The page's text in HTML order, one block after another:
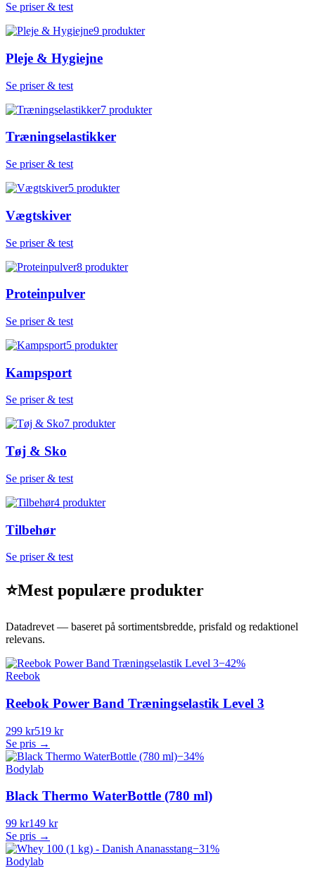
Se priser & test
9 produkter
Pleje & Hygiejne
Se priser & test
7 produkter
Træningselastikker
Se priser & test
5 produkter
Vægtskiver
Se priser & test
8 produkter
Proteinpulver
Se priser & test
5 produkter
Kampsport
Se priser & test
7 produkter
Tøj & Sko
Se priser & test
4 produkter
Tilbehør
Se priser & test
⭐Mest populære produkter
Datadrevet — baseret på sortimentsbredde, prisfald og redaktionel
relevans.
−42%
Reebok
Reebok Power Band Træningselastik Level 3
299 kr519 kr
Se pris →
−34%
Bodylab
Black Thermo WaterBottle (780 ml)
99 kr149 kr
Se pris →
−31%
Bodylab